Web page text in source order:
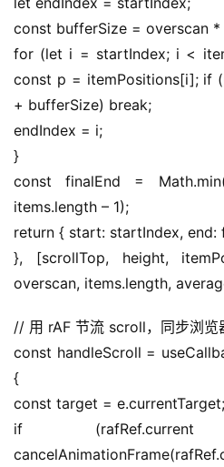
const bufferSize = overscan
for (let i = startIndex; i <
const p = itemPositions[i]; if
+ bufferSize) break;
endIndex = i;
}
const finalEnd =
items.length – 1);
return { start: startIndex, end:
}, [scrollTop, height,
overscan, items.length,
// 用 rAF 节流 scroll，同步浏
const handleScroll =
{
const target = e.currentTarget;
if